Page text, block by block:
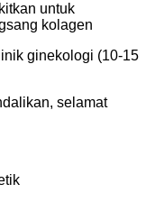
untuk
kolagen
ginekologi (10-15
selamat